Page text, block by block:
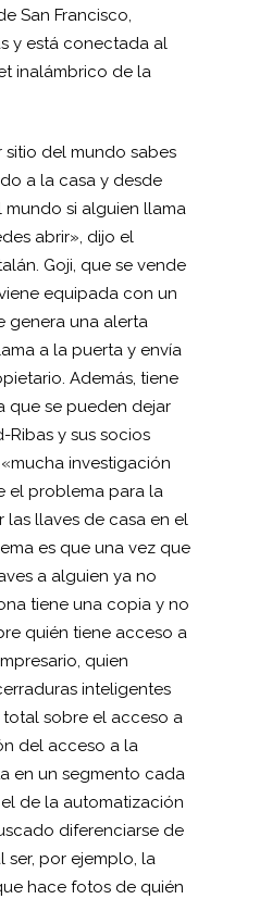
San Francisco,
y está conectada al
inalámbrico de la
sitio del mundo sabes
a la casa y desde
mundo si alguien llama
abrir», dijo el
Goji, que se vende
equipada con un
genera una alerta
a la puerta y envía
Además, tiene
que se pueden dejar
Ribas y sus socios
investigación
el problema para la
las llaves de casa en el
es que una vez que
a alguien ya no
tiene una copia y no
quién tiene acceso a
quien
inteligentes
sobre el acceso a
del acceso a la
en un segmento cada
de la automatización
diferenciarse de
ser, por ejemplo, la
hace fotos de quién